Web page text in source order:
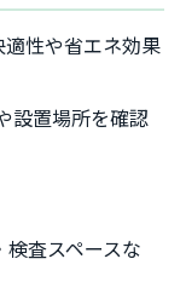
性や省エネ効果
設置場所を確認
査スペースな